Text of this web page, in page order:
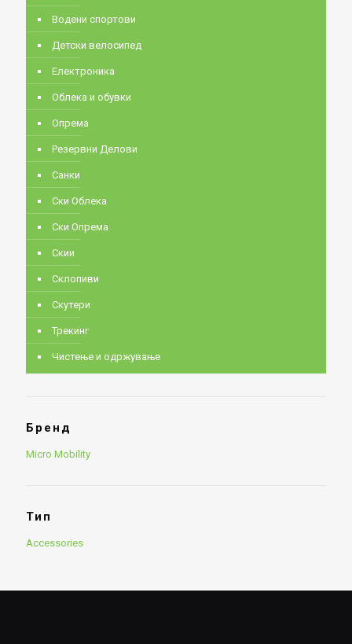
Водени спортови
Детски велосипед
Електроника
Облека и обувки
Опрема
Резервни Делови
Санки
Ски Облека
Ски Опрема
Скии
Склопиви
Скутери
Трекинг
Чистење и одржување
Бренд
Micro Mobility
Тип
Accessories